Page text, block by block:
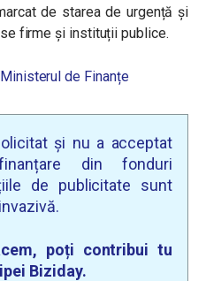
de starea de urgență și
firme și instituții publice.
Ministerul de Finanțe
și nu a acceptat
din fonduri
de publicitate sunt
poți contribui tu
Biziday.